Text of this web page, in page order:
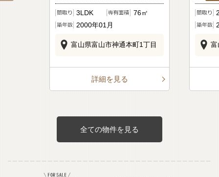
3LDK
76㎡
2000年01月
富山県富山市神通本町1丁目
詳細を見る
富
全ての物件を見る